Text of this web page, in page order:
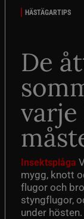
HÄSTÄGARTIPS
De
varje
Insektsplåga
mygg, knott
flugor och
styngflugor,
under